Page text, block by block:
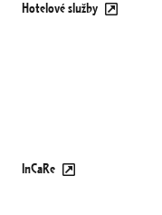
Hotelové služby
InCaRe